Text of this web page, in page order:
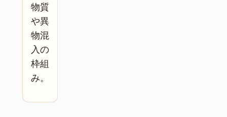
物質
や異
物混
入の
枠組
み。